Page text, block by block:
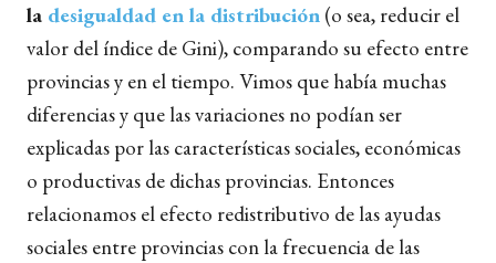
la desigualdad en la distribución (o sea, reducir el
valor del índice de Gini), comparando su efecto entre
provincias y en el tiempo. Vimos que había muchas
diferencias y que las variaciones no podían ser
explicadas por las características sociales, económicas
o productivas de dichas provincias. Entonces
relacionamos el efecto redistributivo de las ayudas
sociales entre provincias con la frecuencia de las